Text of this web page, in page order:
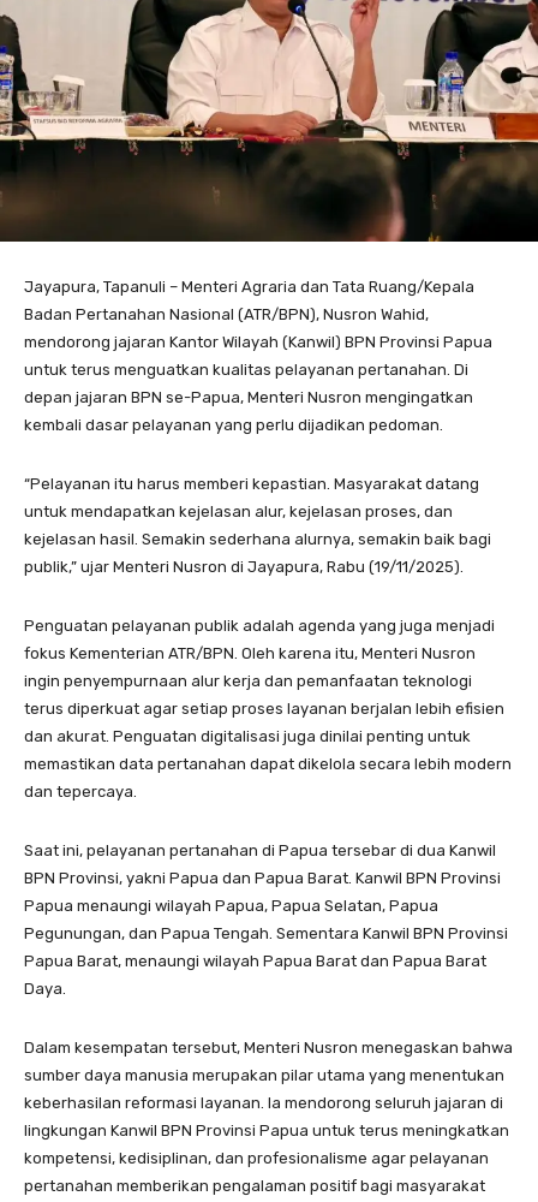
Jayapura, Tapanuli – Menteri Agraria dan Tata Ruang/Kepala
Badan Pertanahan Nasional (ATR/BPN), Nusron Wahid,
mendorong jajaran Kantor Wilayah (Kanwil) BPN Provinsi Papua
untuk terus menguatkan kualitas pelayanan pertanahan. Di
depan jajaran BPN se-Papua, Menteri Nusron mengingatkan
kembali dasar pelayanan yang perlu dijadikan pedoman.
“Pelayanan itu harus memberi kepastian. Masyarakat datang
untuk mendapatkan kejelasan alur, kejelasan proses, dan
kejelasan hasil. Semakin sederhana alurnya, semakin baik bagi
publik,” ujar Menteri Nusron di Jayapura, Rabu (19/11/2025).
Penguatan pelayanan publik adalah agenda yang juga menjadi
fokus Kementerian ATR/BPN. Oleh karena itu, Menteri Nusron
ingin penyempurnaan alur kerja dan pemanfaatan teknologi
terus diperkuat agar setiap proses layanan berjalan lebih efisien
dan akurat. Penguatan digitalisasi juga dinilai penting untuk
memastikan data pertanahan dapat dikelola secara lebih modern
dan tepercaya.
Saat ini, pelayanan pertanahan di Papua tersebar di dua Kanwil
BPN Provinsi, yakni Papua dan Papua Barat. Kanwil BPN Provinsi
Papua menaungi wilayah Papua, Papua Selatan, Papua
Pegunungan, dan Papua Tengah. Sementara Kanwil BPN Provinsi
Papua Barat, menaungi wilayah Papua Barat dan Papua Barat
Daya.
Dalam kesempatan tersebut, Menteri Nusron menegaskan bahwa
sumber daya manusia merupakan pilar utama yang menentukan
keberhasilan reformasi layanan. Ia mendorong seluruh jajaran di
lingkungan Kanwil BPN Provinsi Papua untuk terus meningkatkan
kompetensi, kedisiplinan, dan profesionalisme agar pelayanan
pertanahan memberikan pengalaman positif bagi masyarakat